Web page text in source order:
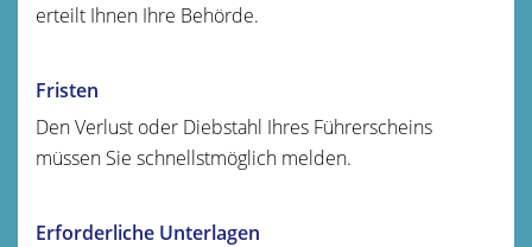
erteilt Ihnen Ihre Behörde.
Fristen
Den Verlust oder Diebstahl Ihres Führerscheins
müssen Sie schnellstmöglich melden.
Erforderliche Unterlagen